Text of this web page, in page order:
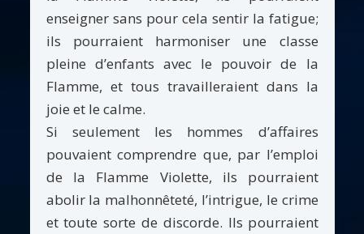
enseigner sans pour cela sentir la fatigue;
ils pourraient harmoniser une classe
pleine d’enfants avec le pouvoir de la
Flamme, et tous travailleraient dans la
joie et le calme.
Si seulement les hommes d’affaires
pouvaient comprendre que, par l’emploi
de la Flamme Violette, ils pourraient
abolir la malhonnêteté, l’intrigue, le crime
et toute sorte de discorde. Ils pourraient